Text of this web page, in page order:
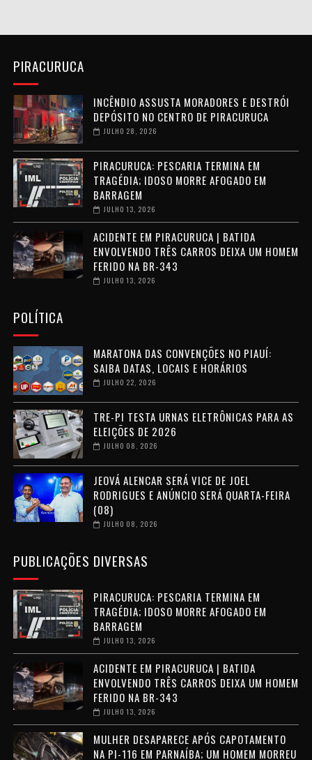
PIRACURUCA
INCÊNDIO ASSUSTA MORADORES E DESTRÓI
DEPÓSITO NO CENTRO DE PIRACURUCA
JULHO 28, 2026
PIRACURUCA: PESCARIA TERMINA EM
TRAGÉDIA; IDOSO MORRE AFOGADO EM
BARRAGEM
JULHO 13, 2026
ACIDENTE EM PIRACURUCA | BATIDA
ENVOLVENDO TRÊS CARROS DEIXA UM HOMEM
FERIDO NA BR-343
JULHO 13, 2026
POLÍTICA
MARATONA DAS CONVENÇÕES NO PIAUÍ:
SAIBA DATAS, LOCAIS E HORÁRIOS
JULHO 22, 2026
TRE-PI TESTA URNAS ELETRÔNICAS PARA AS
ELEIÇÕES DE 2026
JULHO 08, 2026
JEOVÁ ALENCAR SERÁ VICE DE JOEL
RODRIGUES E ANÚNCIO SERÁ QUARTA-FEIRA
(08)
JULHO 08, 2026
PUBLICAÇÕES DIVERSAS
PIRACURUCA: PESCARIA TERMINA EM
TRAGÉDIA; IDOSO MORRE AFOGADO EM
BARRAGEM
JULHO 13, 2026
ACIDENTE EM PIRACURUCA | BATIDA
ENVOLVENDO TRÊS CARROS DEIXA UM HOMEM
FERIDO NA BR-343
JULHO 13, 2026
MULHER DESAPARECE APÓS CAPOTAMENTO
NA PI-116 EM PARNAÍBA; UM HOMEM MORREU